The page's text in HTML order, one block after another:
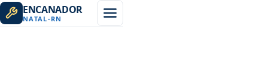
ENCANADOR
NATAL-RN